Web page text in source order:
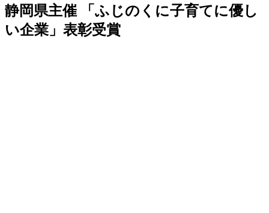
静岡県主催 「ふじのくに子育てに優し
い企業」表彰受賞